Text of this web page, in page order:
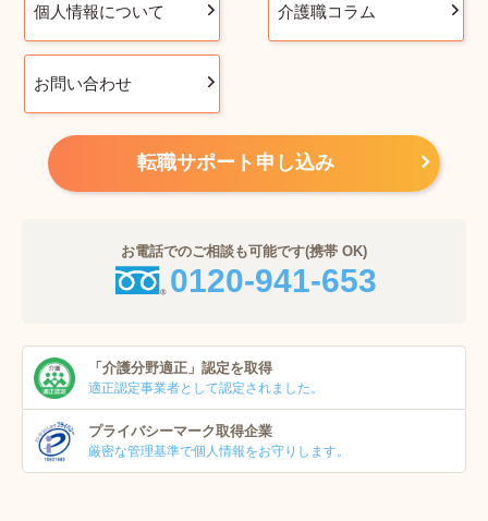
個人情報について 介護職コラム
お問い合わせ
転職サポート申し込み
お電話でのご相談も可能です(携帯 OK)
0120-941-653
「介護分野適正」 認定を取得
適正認定事業者として認定されました。
プライバシーマーク取得企業
厳密な管理基準で個人情報をお守りします。